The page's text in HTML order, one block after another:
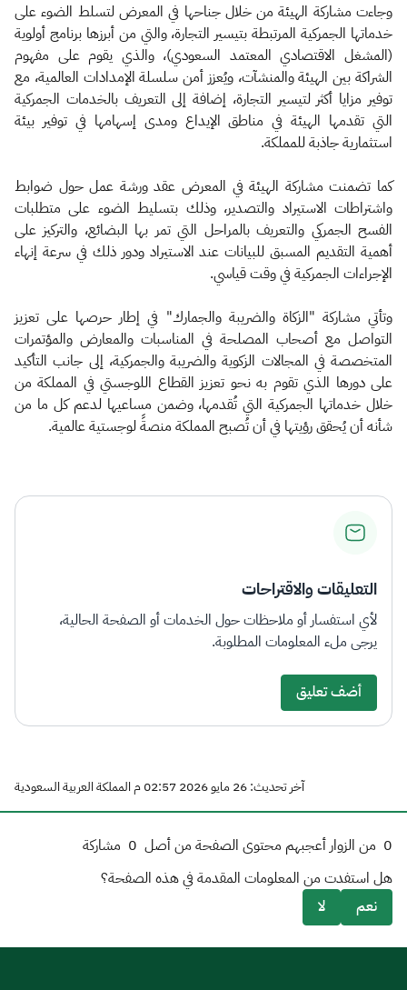
وجاءت مشاركة الهيئة من خلال جناحها في المعرض لتسلط الضوء على
خدماتها الجمركية المرتبطة بتيسير التجارة، والتي من أبرزها برنامج أولوية
(المشغل الاقتصادي المعتمد السعودي)، والذي يقوم على مفهوم
الشراكة بين الهيئة والمنشآت، ويُعزز أمن سلسلة الإمدادات العالمية، مع
توفير مزايا أكثر لتيسير التجارة، إضافة إلى التعريف بالخدمات الجمركية
التي تقدمها الهيئة في مناطق الإيداع ومدى إسهامها في توفير بيئة
استثمارية جاذبة للمملكة.
كما تضمنت مشاركة الهيئة في المعرض عقد ورشة عمل حول ضوابط
واشتراطات الاستيراد والتصدير، وذلك بتسليط الضوء على متطلبات
الفسح الجمركي والتعريف بالمراحل التي تمر بها البضائع، والتركيز على
أهمية التقديم المسبق للبيانات عند الاستيراد ودور ذلك في سرعة إنهاء
الإجراءات الجمركية في وقت قياسي.
وتأتي مشاركة "الزكاة والضريبة والجمارك" في إطار حرصها على تعزيز
التواصل مع أصحاب المصلحة في المناسبات والمعارض والمؤتمرات
المتخصصة في المجالات الزكوية والضريبة والجمركية، إلى جانب التأكيد
على دورها الذي تقوم به نحو تعزيز القطاع اللوجستي في المملكة من
خلال خدماتها الجمركية التي تُقدمها، وضمن مساعيها لدعم كل ما من
شأنه أن يُحقق رؤيتها في أن تُصبح المملكة منصةً لوجستية عالمية.​
التعليقات والاقتراحات
لأي استفسار أو ملاحظات حول الخدمات أو الصفحة الحالية،
يرجى ملء المعلومات المطلوبة.
أضف تعليق
آخر تحديث: 26 مايو 2026 02:57 م المملكة العربية السعودية
0 من الزوار أعجبهم محتوى الصفحة من أصل 0 مشاركة
هل استفدت من المعلومات المقدمة في هذه الصفحة؟
نعم
لا